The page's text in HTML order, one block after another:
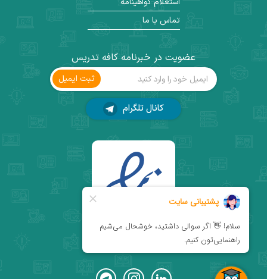
عضویت در خبرنامه کافه تدریس
ثبت ‌ایمیل
کانال تلگرام
تماس با ما